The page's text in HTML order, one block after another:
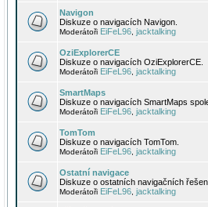
Navigon
Diskuze o navigacích Navigon.
Moderátoři EiFeL96 jacktalking
OziExplorerCE
Diskuze o navigacích OziExplorerCE.
Moderátoři EiFeL96 jacktalking
SmartMaps
Diskuze o navigacích SmartMaps
Moderátoři EiFeL96 jacktalking
TomTom
Diskuze o navigacích TomTom.
Moderátoři EiFeL96 jacktalking
Ostatní navigace
Diskuze o ostatních navigačních
Moderátoři EiFeL96 jacktalking